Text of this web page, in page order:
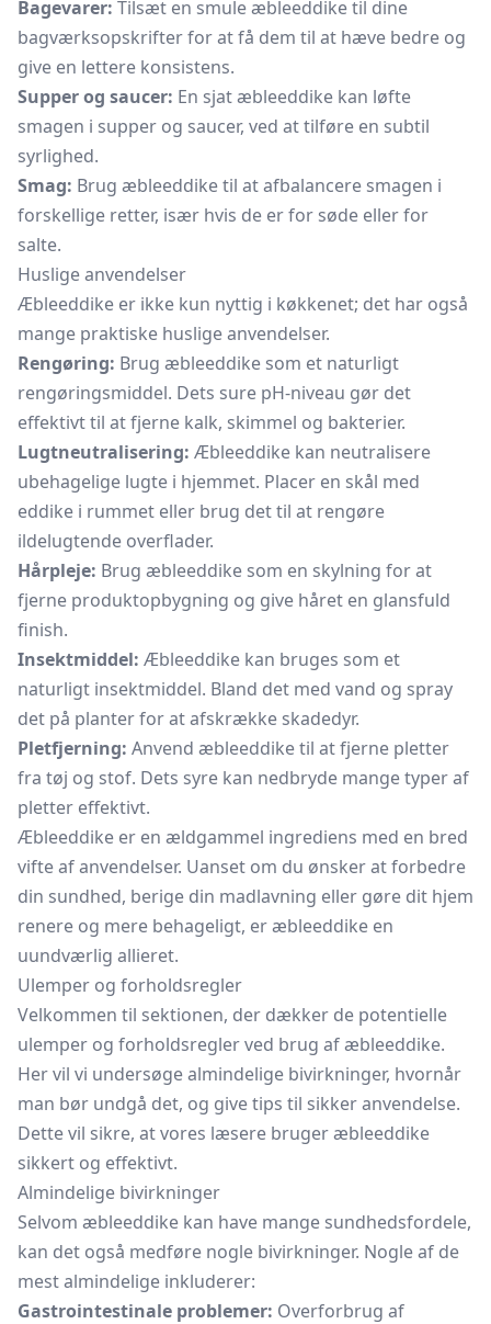
Bagevarer: Tilsæt en smule æbleeddike til dine
bagværksopskrifter for at få dem til at hæve bedre og
give en lettere konsistens.
Supper og saucer: En sjat æbleeddike kan løfte
smagen i supper og saucer, ved at tilføre en subtil
syrlighed.
Smag: Brug æbleeddike til at afbalancere smagen i
forskellige retter, især hvis de er for søde eller for
salte.
Huslige anvendelser
Æbleeddike er ikke kun nyttig i køkkenet; det har også
mange praktiske huslige anvendelser.
Rengøring: Brug æbleeddike som et naturligt
rengøringsmiddel. Dets sure pH-niveau gør det
effektivt til at fjerne kalk, skimmel og bakterier.
Lugtneutralisering: Æbleeddike kan neutralisere
ubehagelige lugte i hjemmet. Placer en skål med
eddike i rummet eller brug det til at rengøre
ildelugtende overflader.
Hårpleje: Brug æbleeddike som en skylning for at
fjerne produktopbygning og give håret en glansfuld
finish.
Insektmiddel: Æbleeddike kan bruges som et
naturligt insektmiddel. Bland det med vand og spray
det på planter for at afskrække skadedyr.
Pletfjerning: Anvend æbleeddike til at fjerne pletter
fra tøj og stof. Dets syre kan nedbryde mange typer af
pletter effektivt.
Æbleeddike er en ældgammel ingrediens med en bred
vifte af anvendelser. Uanset om du ønsker at forbedre
din sundhed, berige din madlavning eller gøre dit hjem
renere og mere behageligt, er æbleeddike en
uundværlig allieret.
Ulemper og forholdsregler
Velkommen til sektionen, der dækker de potentielle
ulemper og forholdsregler ved brug af æbleeddike.
Her vil vi undersøge almindelige bivirkninger, hvornår
man bør undgå det, og give tips til sikker anvendelse.
Dette vil sikre, at vores læsere bruger æbleeddike
sikkert og effektivt.
Almindelige bivirkninger
Selvom æbleeddike kan have mange sundhedsfordele,
kan det også medføre nogle bivirkninger. Nogle af de
mest almindelige inkluderer:
Gastrointestinale problemer: Overforbrug af